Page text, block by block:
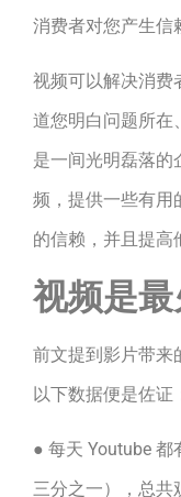
消费者对您产生信
视频可以解决消费
道您明白问题所在
是一间光明磊落的
频，提供一些有用
的信赖，并且提高
视频是
前文提到影片带来
以下数据便是佐证
● 每天 Youtube 都
三分之一），总共